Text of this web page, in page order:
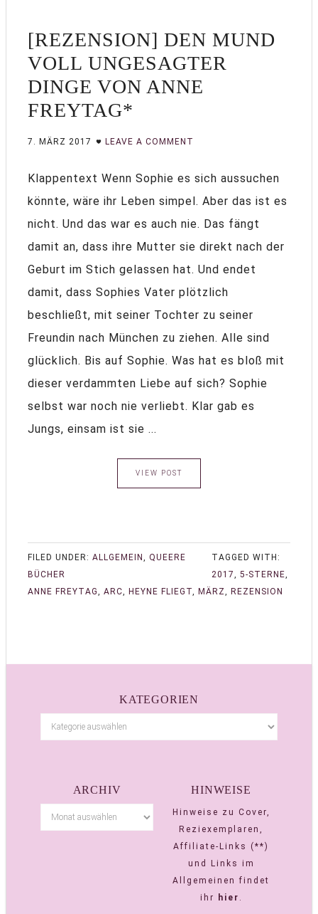
[REZENSION] DEN MUND
VOLL UNGESAGTER
DINGE VON ANNE
FREYTAG*
7. MÄRZ 2017 LEAVE A COMMENT
Klappentext Wenn Sophie es sich aussuchen
könnte, wäre ihr Leben simpel. Aber das ist es
nicht. Und das war es auch nie. Das fängt
damit an, dass ihre Mutter sie direkt nach der
Geburt im Stich gelassen hat. Und endet
damit, dass Sophies Vater plötzlich
beschließt, mit seiner Tochter zu seiner
Freundin nach München zu ziehen. Alle sind
glücklich. Bis auf Sophie. Was hat es bloß mit
dieser verdammten Liebe auf sich? Sophie
selbst war noch nie verliebt. Klar gab es
Jungs, einsam ist sie ...
VIEW POST
FILED UNDER: ALLGEMEIN , QUEERE
BÜCHER
TAGGED WITH:
2017, 5-STERNE,
ANNE FREYTAG, ARC, HEYNE FLIEGT, MÄRZ, REZENSION
KATEGORIEN
ARCHIV HINWEISE
Hinweise zu Cover,
Reziexemplaren,
Affiliate-Links (**)
und Links im
Allgemeinen findet
ihr
hier .